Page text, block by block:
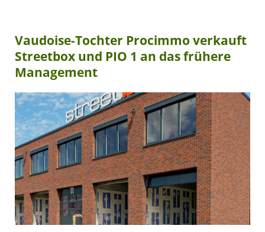
Vaudoise-Tochter Procimmo verkauft
Streetbox und PIO 1 an das frühere
Management